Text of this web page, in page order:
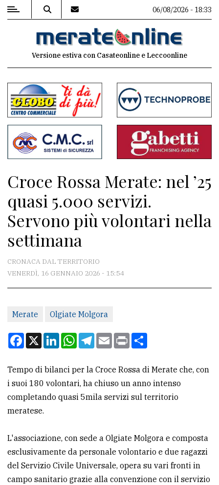
MENU
commenti
Contenuti
del
sito
Associazioni
Meteo
CONTATTI
La
redazione
Per
tua
CERCA
Cerca
comune
Ricerca
avanzata
06/08/2026 - 18:33
Versione estiva con Casateonline e Leccoonline
Croce Rossa Merate: nel ’25
quasi 5.000 servizi.
Servono più volontari nella
settimana
CRONACA DAL TERRITORIO
VENERDÌ, 16 GENNAIO 2026 - 15:54
Merate Olgiate Molgora
Facebook
X LinkedInWhatsApp
Telegram
EmailPrint
Tempo di bilanci per la Croce Rossa di Merate che, con
i suoi 180 volontari, ha chiuso un anno intenso
completando quasi 5mila servizi sul territorio
meratese.
L'associazione, con sede a Olgiate Molgora e composta
esclusivamente da personale volontario e due ragazzi
del Servizio Civile Universale, opera su vari fronti in
campo sanitario grazie alla convenzione con il servizio